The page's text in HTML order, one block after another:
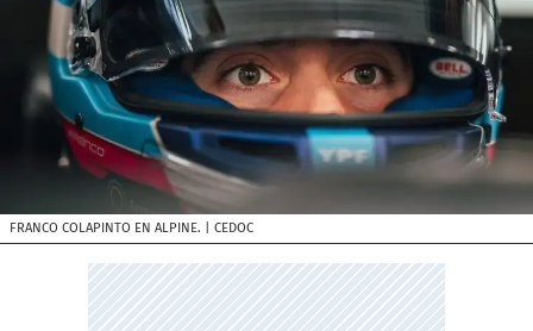
FRANCO COLAPINTO EN ALPINE. | CEDOC